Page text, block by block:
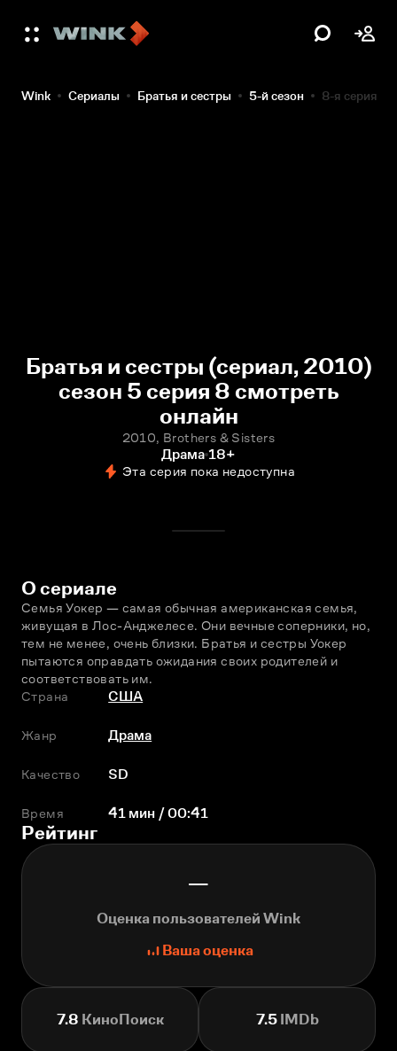
Wink Сериалы Братья и сестры 5-й сезон 8-я серия
Братья и сестры (сериал, 2010)
сезон 5 серия 8 смотреть
онлайн
2010, Brothers & Sisters
Драма 18+
Эта серия пока недоступна
О сериале
Семья Уокер — самая обычная американская семья,
живущая в Лос-Анджелесе. Они вечные соперники, но,
тем не менее, очень близки. Братья и сестры Уокер
пытаются оправдать ожидания своих родителей и
соответствовать им.
Страна
США
Жанр Драма
Качество SD
Время 41 мин / 00:41
Рейтинг
—
Оценка пользователей Wink
Ваша оценка
7.8 КиноПоиск 7.5IMDb